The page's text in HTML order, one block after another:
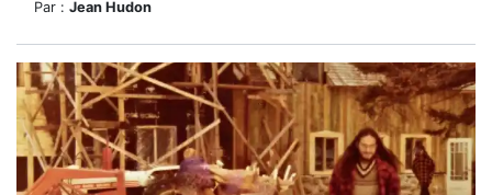
Par : Jean Hudon